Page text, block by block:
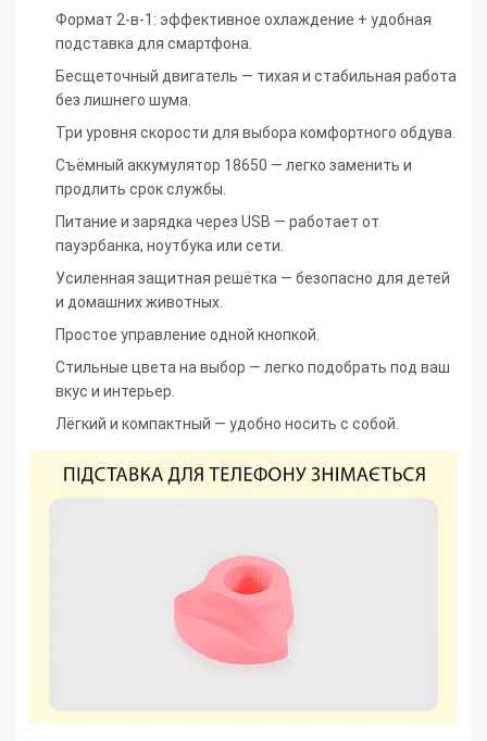
Формат 2-в-1: эффективное охлаждение + удобная
подставка для смартфона.
Бесщеточный двигатель — тихая и стабильная работа
без лишнего шума.
Три уровня скорости для выбора комфортного обдува.
Съёмный аккумулятор 18650 — легко заменить и
продлить срок службы.
Питание и зарядка через USB — работает от
пауэрбанка, ноутбука или сети.
Усиленная защитная решётка — безопасно для детей
и домашних животных.
Простое управление одной кнопкой.
Стильные цвета на выбор — легко подобрать под ваш
вкус и интерьер.
Лёгкий и компактный — удобно носить с собой.